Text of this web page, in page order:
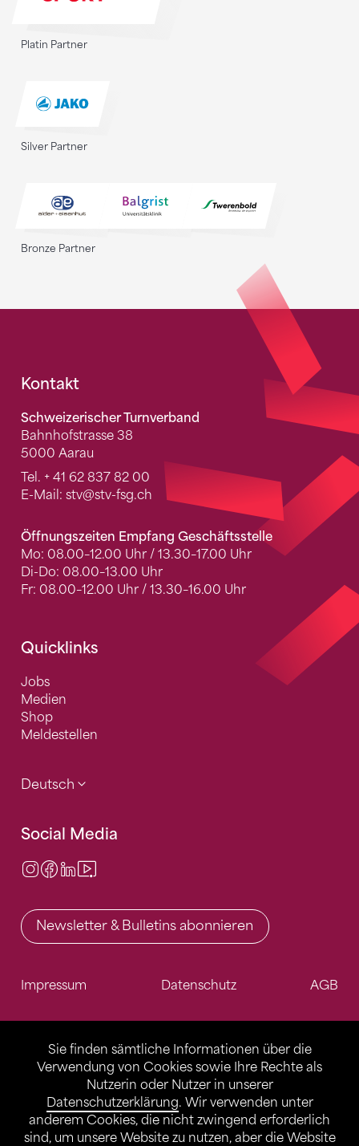
Sie finden sämtliche Informationen über die
Verwendung von Cookies sowie Ihre Rechte als
Nutzerin oder Nutzer in unserer
Datenschutzerklärung. Wir verwenden unter
anderem Cookies, die nicht zwingend erforderlich
sind, um unsere Website zu nutzen, aber die Website
Platin Partner
Silver Partner
Bronze Partner
Fusszeile
Kontakt
Schweizerischer Turnverband
Bahnhofstrasse 38
5000 Aarau
Tel. + 41 62 837 82 00
E-Mail: stv@stv-fsg.ch
Öffnungszeiten Empfang Geschäftsstelle
Mo: 08.00–12.00 Uhr / 13.30–17.00 Uhr
Di-Do: 08.00–13.00 Uhr
Fr: 08.00–12.00 Uhr / 13.30–16.00 Uhr
Quicklinks
Jobs
Medien
Shop
Meldestellen
Deutsch
Social Media
Instagram
Facebook
LinkedIn
Newsletter & Bulletins abonnieren
Impressum Datenschutz AGB